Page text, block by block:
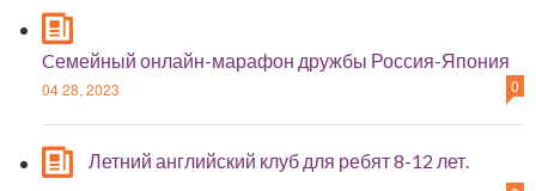
Cемейный онлайн-марафон дружбы Россия-Япония
04 28, 2023 0
Летний английский клуб для ребят 8-12 лет.